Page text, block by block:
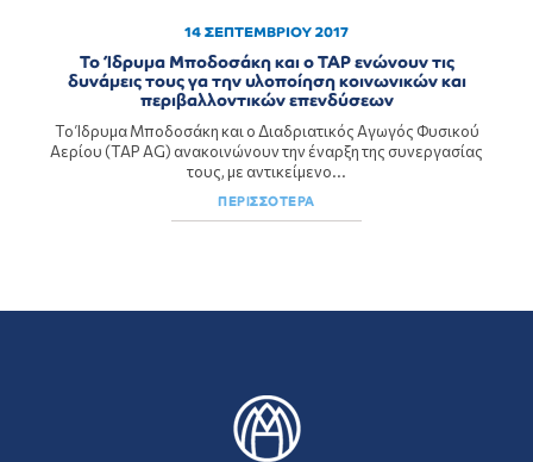
14 ΣΕΠΤΕΜΒΡΙΟΥ 2017
To Ίδρυμα Μποδοσάκη και ο ΤΑΡ ενώνουν τις
δυνάμεις τους γα την υλοποίηση κοινωνικών και
περιβαλλοντικών επενδύσεων
Το Ίδρυμα Μποδοσάκη και ο Διαδριατικός Αγωγός Φυσικού
Αερίου (ΤΑΡ AG) ανακοινώνουν την έναρξη της συνεργασίας
τους, με αντικείμενο...
ΠΕΡΙΣΣΟΤΕΡΑ